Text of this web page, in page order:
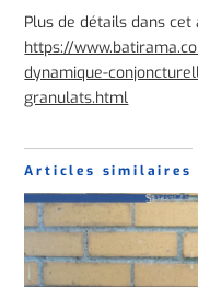
Plus de détails dans cet
https://
dynamique-
granulats.html
Articles similaires